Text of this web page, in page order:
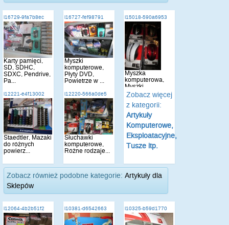
i16729-9fa7b8ec
Karty pamięci,
SD, SDHC,
SDXC, Pendrive,
Pa...
i16727-fef98791
Myszki
komputerowe,
Płyty DVD,
Powietrze w ...
i15018-590a6953
Myszka
komputerowa,
Myszki
komputerowe
i12221-e4f13002
Staedtler, Mazaki
do różnych
powierz...
i12220-566a0de5
Słuchawki
komputerowe,
Różne rodzaje...
Zobacz więcej
z kategorii:
Artykuły
Komputerowe,
Eksploatacyjne,
Tusze itp.
Zobacz również podobne kategorie: Artykuły dla
Sklepów
i12064-4b2b51f2 i10381-d6542663 i10325-b59d1770